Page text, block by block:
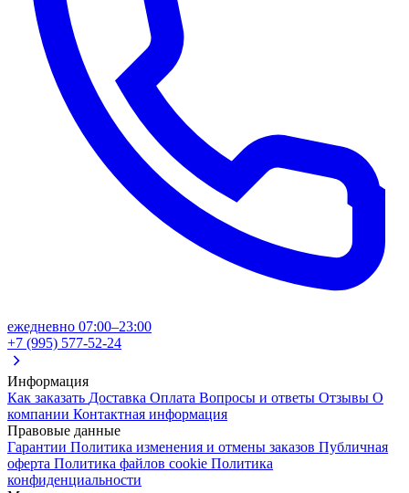
ежедневно 07:00–23:00
+7 (995) 577-52-24
Информация
Как заказать Доставка Оплата Вопросы и ответы Отзывы О
компании Контактная информация
Правовые данные
Гарантии Политика изменения и отмены заказов Публичная
оферта Политика файлов cookie Политика
конфиденциальности